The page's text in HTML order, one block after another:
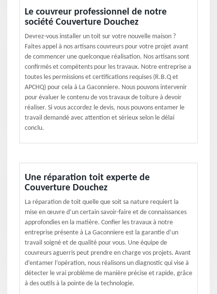
Le couvreur professionnel de notre
société Couverture Douchez
Devrez-vous installer un toit sur votre nouvelle maison ?
Faites appel à nos artisans couvreurs pour votre projet avant
de commencer une quelconque réalisation. Nos artisans sont
confirmés et compétents pour les travaux. Notre entreprise a
toutes les permissions et certifications requises (R.B.Q et
APCHQ) pour cela à La Gaconniere. Nous pouvons intervenir
pour évaluer le contenu de vos travaux de toiture à devoir
réaliser. Si vous accordez le devis, nous pouvons entamer le
travail demandé avec attention et sérieux selon le délai
conclu.
Une réparation toit experte de
Couverture Douchez
La réparation de toit quelle que soit sa nature requiert la
mise en œuvre d’un certain savoir-faire et de connaissances
approfondies en la matière. Confier les travaux à notre
entreprise présente à La Gaconniere est la garantie d’un
travail soigné et de qualité pour vous. Une équipe de
couvreurs aguerris peut prendre en charge vos projets. Avant
d’entamer l’opération, nous réalisons un diagnostic qui vise à
détecter le vrai problème de manière précise et rapide, grâce
à des outils à la pointe de la technologie.